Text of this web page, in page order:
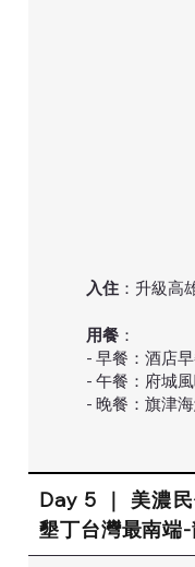
入住：升級高
用餐：
- 早餐：酒店
- 午餐：府城
- 晚餐：旗津
Day 5 ｜ 美濃
墾丁台灣最南端